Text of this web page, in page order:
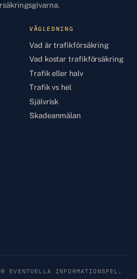
VÄGLEDNING
Vad är trafikförsäkring
Vad kostar trafikförsäkring
Trafik eller halv
Trafik vs hel
Självrisk
Skadeanmälan
EVENTUELLA INFORMATIONSFEL.